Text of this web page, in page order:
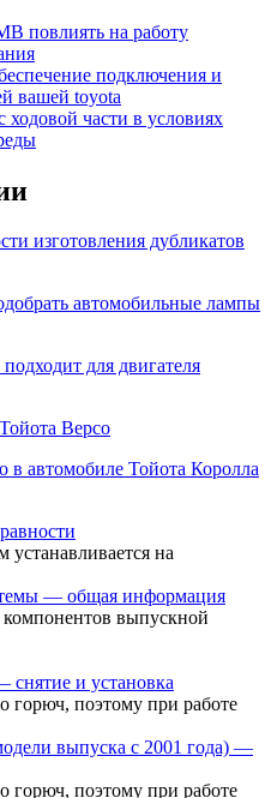
повлиять на работу
подключения и
вашей toyota
части в условиях
изготовления дубликатов
автомобильные лампы
для двигателя
Версо
в автомобиле Тойота Королла
устанавливается на
— общая информация
выпускной
и установка
горюч, поэтому при работе
выпуска с 2001 года) —
горюч, поэтому при работе